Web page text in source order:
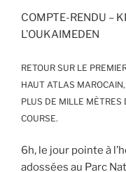
COMPTE-RENDU –
L’OUKAIMEDEN
RETOUR SUR LE
HAUT ATLAS MAROCAIN,
PLUS DE MILLE
COURSE.
6h, le jour pointe à
adossées au Parc